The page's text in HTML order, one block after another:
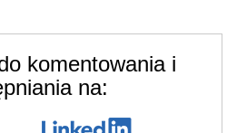
komentowania i
na: